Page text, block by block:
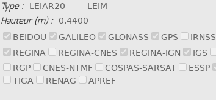
Type : LEIAR20 LEIM
Hauteur (m) : 0.4400
BEIDOU GALILEO GLONASS GPS IRNSS
REGINA REGINA-CNES REGINA-IGN IGS
RGP
CNES-NTMF COSPAS-SARSAT ESSP
TIGA
RENAG APREF